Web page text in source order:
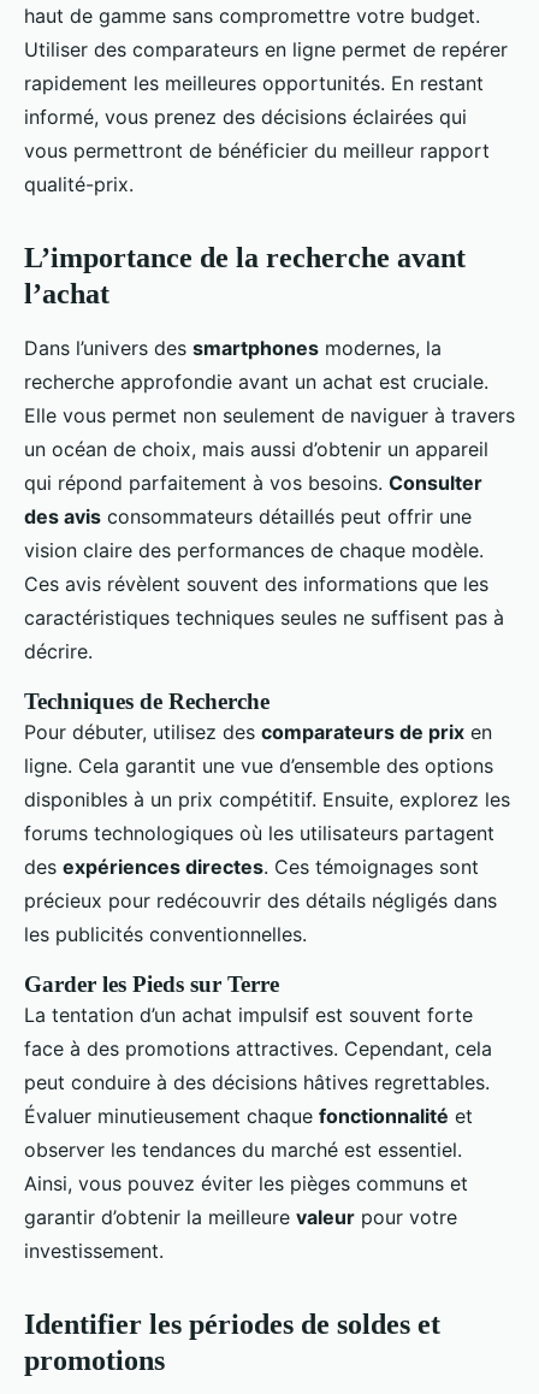
haut de gamme sans compromettre votre budget.
Utiliser des comparateurs en ligne permet de repérer
rapidement les meilleures opportunités. En restant
informé, vous prenez des décisions éclairées qui
vous permettront de bénéficier du meilleur rapport
qualité-prix.
L’importance de la recherche avant
l’achat
Dans l’univers des smartphones modernes, la
recherche approfondie avant un achat est cruciale.
Elle vous permet non seulement de naviguer à travers
un océan de choix, mais aussi d’obtenir un appareil
qui répond parfaitement à vos besoins. Consulter
des avis consommateurs détaillés peut offrir une
vision claire des performances de chaque modèle.
Ces avis révèlent souvent des informations que les
caractéristiques techniques seules ne suffisent pas à
décrire.
Techniques de Recherche
Pour débuter, utilisez des comparateurs de prix en
ligne. Cela garantit une vue d’ensemble des options
disponibles à un prix compétitif. Ensuite, explorez les
forums technologiques où les utilisateurs partagent
des expériences directes. Ces témoignages sont
précieux pour redécouvrir des détails négligés dans
les publicités conventionnelles.
Garder les Pieds sur Terre
La tentation d’un achat impulsif est souvent forte
face à des promotions attractives. Cependant, cela
peut conduire à des décisions hâtives regrettables.
Évaluer minutieusement chaque fonctionnalité et
observer les tendances du marché est essentiel.
Ainsi, vous pouvez éviter les pièges communs et
garantir d’obtenir la meilleure valeur pour votre
investissement.
Identifier les périodes de soldes et
promotions